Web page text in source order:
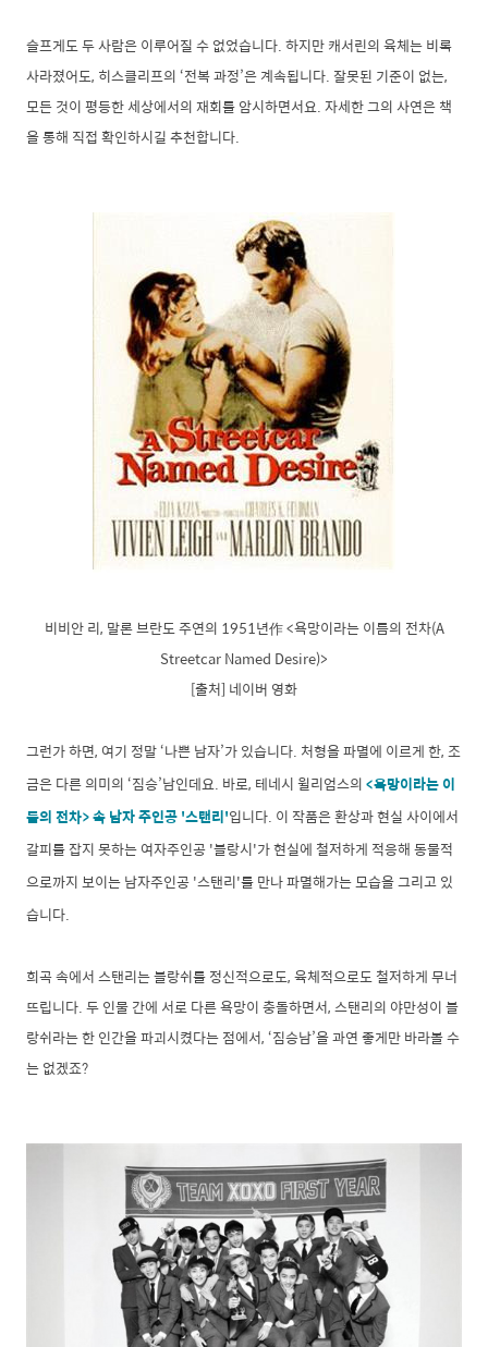
슬프게도 두 사람은 이루어질 수 없었습니다. 하지만 캐서린의 육체는 비록
사라졌어도, 히스클리프의 ‘전복 과정’은 계속됩니다. 잘못된 기준이 없는,
모든 것이 평등한 세상에서의 재회를 암시하면서요. 자세한 그의 사연은 책
을 통해 직접 확인하시길 추천합니다.
비비안 리, 말론 브란도 주연의 1951년作 <욕망이라는 이름의 전차(A
Streetcar Named Desire)>
[출처] 네이버 영화
그런가 하면, 여기 정말 ‘나쁜 남자’가 있습니다. 처형을 파멸에 이르게 한, 조
금은 다른 의미의 ‘짐승’남인데요. 바로, 테네시 윌리엄스의<욕망이라는 이
름의 전차> 속 남자 주인공 '스탠리'입니다. 이 작품은환상과 현실 사이에서
갈피를 잡지 못하는 여자주인공 '블랑시'가 현실에 철저하게 적응해 동물적
으로까지 보이는 남자주인공 '스탠리'를 만나 파멸해가는 모습을 그리고 있
습니다.
희곡 속에서 스탠리는 블랑쉬를 정신적으로도, 육체적으로도 철저하게 무너
뜨립니다. 두 인물 간에 서로 다른 욕망이 충돌하면서, 스탠리의 야만성이 블
랑쉬라는 한 인간을 파괴시켰다는 점에서, ‘짐승남’을 과연 좋게만 바라볼 수
는 없겠죠?